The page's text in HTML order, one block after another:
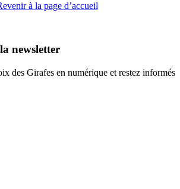
à la page d’accueil
newsletter
des Girafes en numérique et restez informés